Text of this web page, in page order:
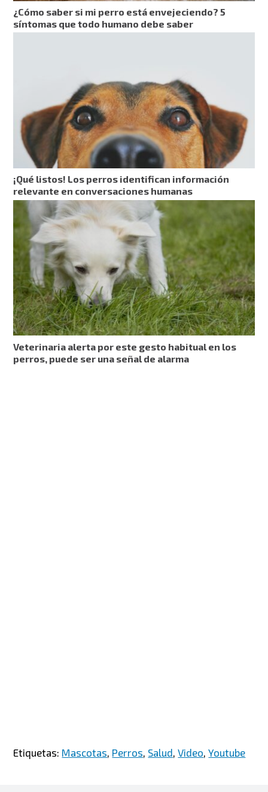
¿Cómo saber si mi perro está envejeciendo? 5
síntomas que todo humano debe saber
¡Qué listos! Los perros identifican información
relevante en conversaciones humanas
Veterinaria alerta por este gesto habitual en los
perros, puede ser una señal de alarma​
Etiquetas: Mascotas Perros Salud ,Video ,Youtube